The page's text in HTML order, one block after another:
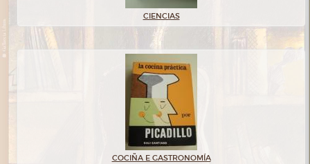
CIENCIAS
COCIÑA E GASTRONOMÍA